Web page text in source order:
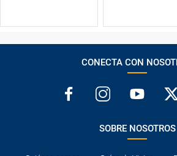
CONECTA CON
SOBRE NOSOTROS